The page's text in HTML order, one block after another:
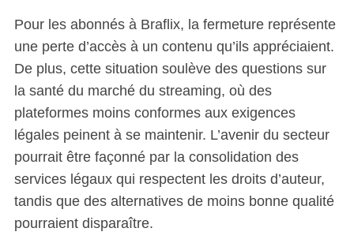
Pour les abonnés à Braflix, la fermeture représente
une perte d’accès à un contenu qu’ils appréciaient.
De plus, cette situation soulève des questions sur
la santé du marché du streaming, où des
plateformes moins conformes aux exigences
légales peinent à se maintenir. L’avenir du secteur
pourrait être façonné par la consolidation des
services légaux qui respectent les droits d’auteur,
tandis que des alternatives de moins bonne qualité
pourraient disparaître.